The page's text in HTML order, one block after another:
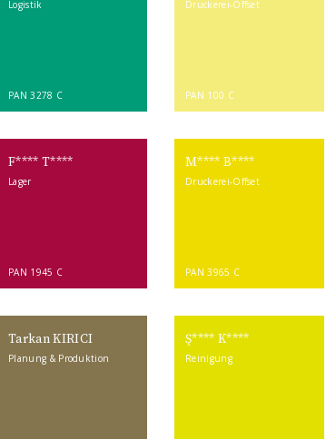
Logistik
PAN 3278 C
Druckerei-Offset
PAN 100 C
F**** T****
Lager
PAN 1945 C
M**** B****
Druckerei-Offset
PAN 3965 C
Tarkan KIRICI
Planung & Produktion
Ş**** K****
Reinigung